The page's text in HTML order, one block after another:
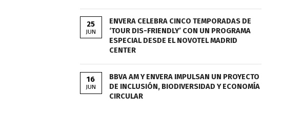
25
JUN
ENVERA CELEBRA CINCO TEMPORADAS DE
‘TOUR DIS-FRIENDLY’ CON UN PROGRAMA
ESPECIAL DESDE EL NOVOTEL MADRID
CENTER
16
JUN
BBVA AM Y ENVERA IMPULSAN UN PROYECTO
DE INCLUSIÓN, BIODIVERSIDAD Y ECONOMÍA
CIRCULAR